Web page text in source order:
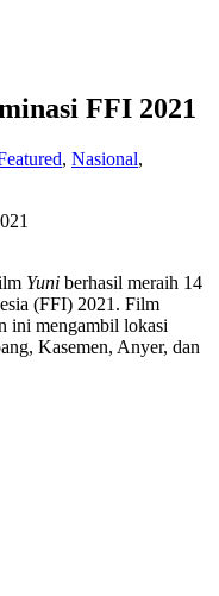
FFI 2021
, Nasional,
Yuni berhasil meraih 14
(FFI) 2021. Film
ini mengambil lokasi
Kasemen, Anyer, dan